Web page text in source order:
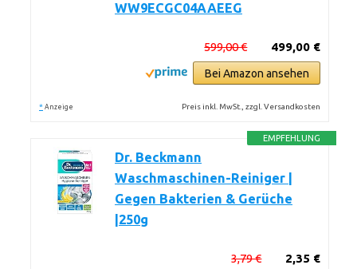
WW9ECGC04AAEEG
499,00 €
599,00 €
Bei Amazon ansehen
* Anzeige Preis inkl. MwSt., zzgl. Versandkosten
EMPFEHLUNG
Dr. Beckmann
Waschmaschinen-Reiniger |
Gegen Bakterien & Gerüche
|250g
2,35 €
3,79 €